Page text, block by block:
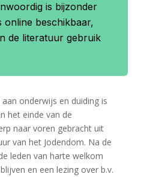
is bijzonder
online beschikbaar,
de literatuur gebruik
onderwijs en duiding is
het einde van de
naar voren gebracht uit
van het Jodendom. Na de
leden van harte welkom
en een lezing over b.v.